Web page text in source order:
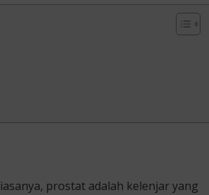
prostat adalah kelenjar yang